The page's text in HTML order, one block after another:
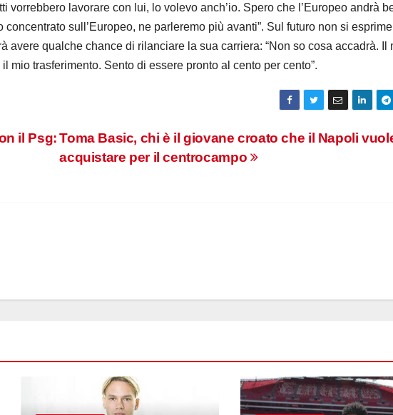
vorrebbero lavorare con lui, lo volevo anch’io. Spero che l’Europeo andrà
sull’Europeo, ne parleremo più avanti”. Sul futuro non si
avere qualche chance di rilanciare la sua carriera: “Non so cosa accadrà. Il
mio trasferimento. Sento di essere pronto al cento per cento”.
Toma Basic, chi è il giovane croato che il Napoli
acquistare per il centrocampo
il Psg: